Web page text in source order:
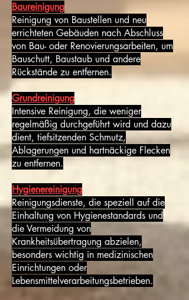
Baureinigung
Reinigung von Baustellen und neu
errichteten Gebäuden nach Abschluss
von Bau- oder Renovierungsarbeiten, um
Bauschutt, Baustaub und andere
Rückstände zu entfernen.
Grundreinigung
Intensive Reinigung, die weniger
regelmäßig durchgeführt wird und dazu
dient, tiefsitzenden Schmutz,
Ablagerungen und hartnäckige Flecken
zu entfernen.
Hygienereinigung
Reinigungsdienste, die speziell auf die
Einhaltung von Hygienestandards und
die Vermeidung von
Krankheitsübertragung abzielen,
besonders wichtig in medizinischen
Einrichtungen oder
Lebensmittelverarbeitungsbetrieben.